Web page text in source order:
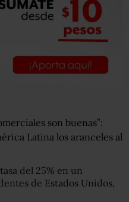
son buenas”:
Latina los aranceles al
del 25% en un
de Estados Unidos,